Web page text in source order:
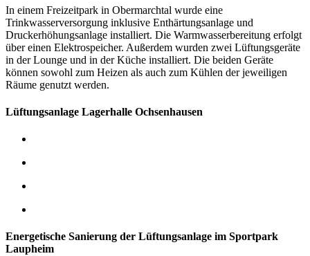
In einem Freizeitpark in Obermarchtal wurde eine
Trinkwasserversorgung inklusive Enthärtungsanlage und
Druckerhöhungsanlage installiert. Die Warmwasserbereitung erfolgt
über einen Elektrospeicher. Außerdem wurden zwei Lüftungsgeräte
in der Lounge und in der Küche installiert. Die beiden Geräte
können sowohl zum Heizen als auch zum Kühlen der jeweiligen
Räume genutzt werden.
Lüftungsanlage Lagerhalle Ochsenhausen
Energetische Sanierung der Lüftungsanlage im Sportpark
Laupheim